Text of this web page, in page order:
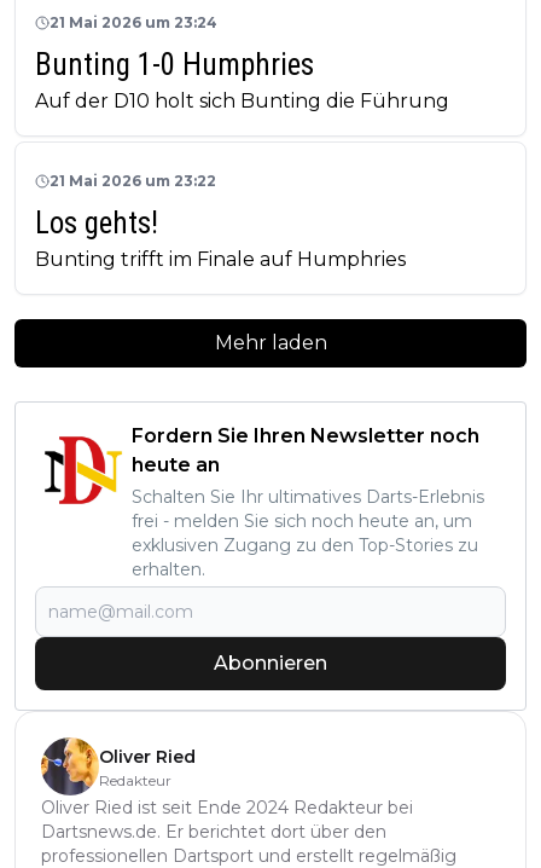
21 Mai 2026 um 23:24
Bunting 1-0 Humphries
Auf der D10 holt sich Bunting die Führung
21 Mai 2026 um 23:22
Los gehts!
Bunting trifft im Finale auf Humphries
Mehr laden
Fordern Sie Ihren Newsletter noch
heute an
Schalten Sie Ihr ultimatives Darts-Erlebnis
frei - melden Sie sich noch heute an, um
exklusiven Zugang zu den Top-Stories zu
erhalten.
Abonnieren
Oliver Ried
Redakteur
Oliver Ried ist seit Ende 2024 Redakteur bei
Dartsnews.de. Er berichtet dort über den
professionellen Dartsport und erstellt regelmäßig